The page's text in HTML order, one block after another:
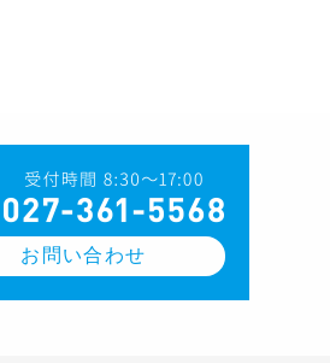
お問い合わせ